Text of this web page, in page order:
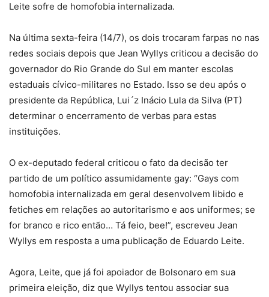
Leite sofre de homofobia internalizada.
Na última sexta-feira (14/7), os dois trocaram farpas no nas
redes sociais depois que Jean Wyllys criticou a decisão do
governador do Rio Grande do Sul em manter escolas
estaduais cívico-militares no Estado. Isso se deu após o
presidente da República, Lui´z Inácio Lula da Silva (PT)
determinar o encerramento de verbas para estas
instituições.
O ex-deputado federal criticou o fato da decisão ter
partido de um político assumidamente gay: “Gays com
homofobia internalizada em geral desenvolvem libido e
fetiches em relações ao autoritarismo e aos uniformes; se
for branco e rico então… Tá feio, bee!”, escreveu Jean
Wyllys em resposta a uma publicação de Eduardo Leite.
Agora, Leite, que já foi apoiador de Bolsonaro em sua
primeira eleição, diz que Wyllys tentou associar sua